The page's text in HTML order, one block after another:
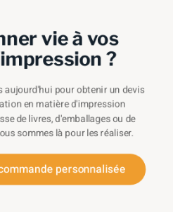
vie à vos
?
aujourd'hui pour obtenir un devis
en matière d'impression
de livres, d'emballages ou de
sommes là pour les réaliser.
personnalisée